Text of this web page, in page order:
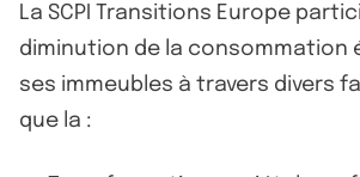
La SCPI Transitions Europe
diminution de la consommation
ses immeubles à travers divers
que la :